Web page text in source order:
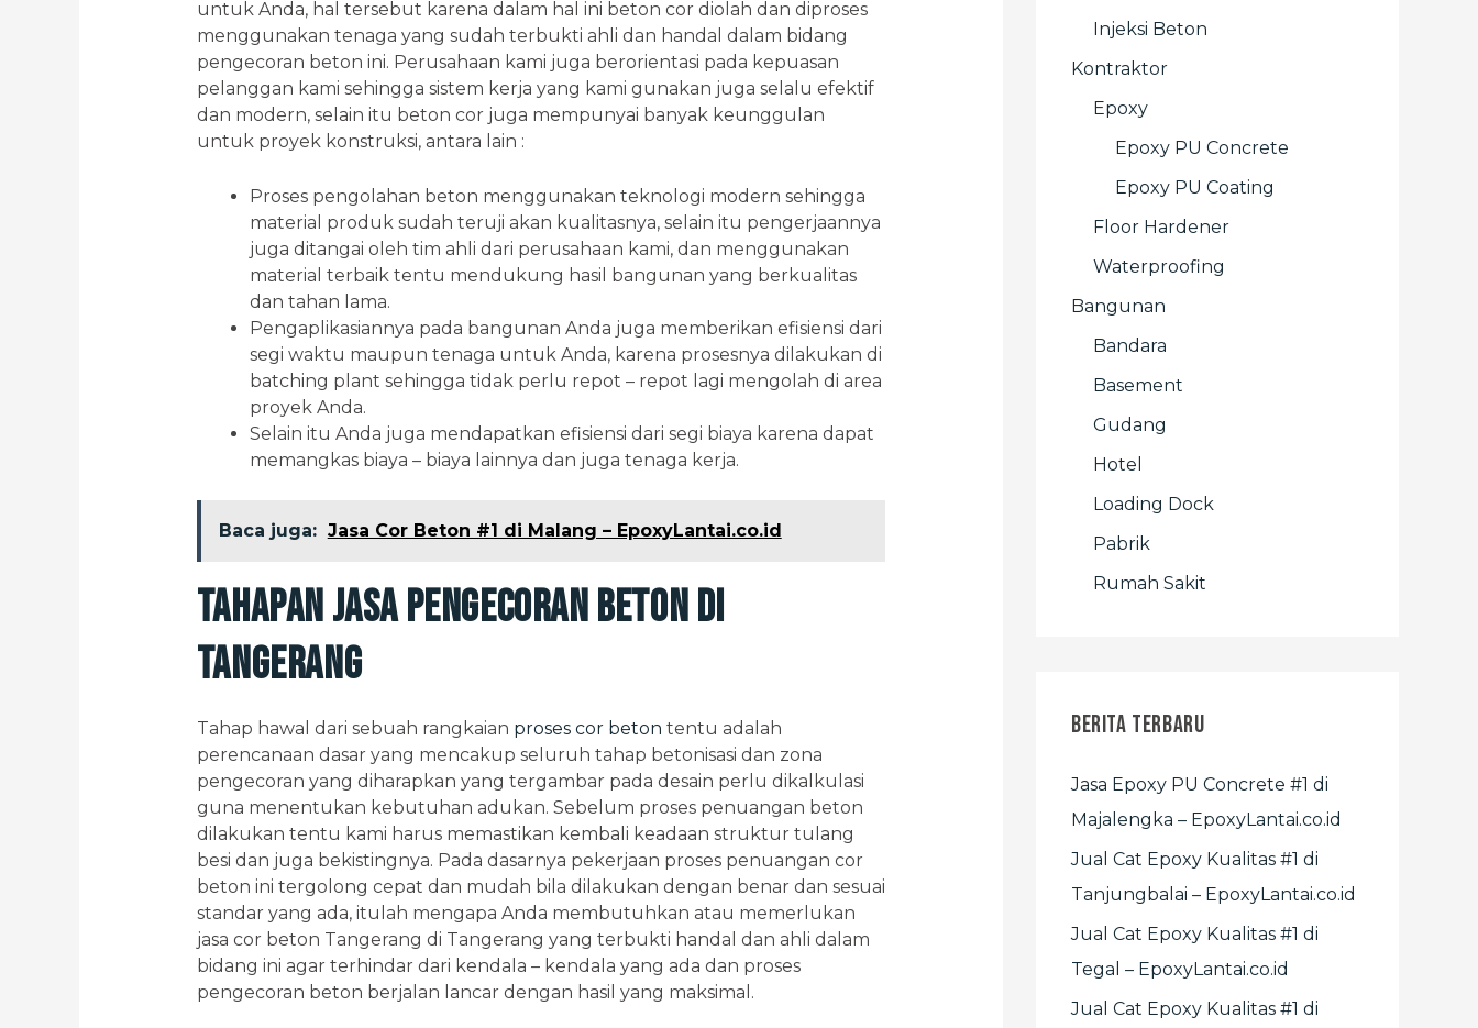
untuk Anda, hal tersebut karena dalam hal ini beton cor diolah dan diproses
menggunakan tenaga yang sudah terbukti ahli dan handal dalam bidang
pengecoran beton ini. Perusahaan kami juga berorientasi pada kepuasan
pelanggan kami sehingga sistem kerja yang kami gunakan juga selalu efektif
dan modern, selain itu beton cor juga mempunyai banyak keunggulan
untuk proyek konstruksi, antara lain :
Proses pengolahan beton menggunakan teknologi modern sehingga
material produk sudah teruji akan kualitasnya, selain itu pengerjaannya
juga ditangai oleh tim ahli dari perusahaan kami, dan menggunakan
material terbaik tentu mendukung hasil bangunan yang berkualitas
dan tahan lama.
Pengaplikasiannya pada bangunan Anda juga memberikan efisiensi dari
segi waktu maupun tenaga untuk Anda, karena prosesnya dilakukan di
batching plant sehingga tidak perlu repot – repot lagi mengolah di area
proyek Anda.
Selain itu Anda juga mendapatkan efisiensi dari segi biaya karena dapat
memangkas biaya – biaya lainnya dan juga tenaga kerja.
Baca juga: Jasa Cor Beton #1 di Malang – EpoxyLantai.co.id
Tahapan Jasa Pengecoran Beton di
Tangerang
Tahap hawal dari sebuah rangkaian proses cor beton tentu adalah
perencanaan dasar yang mencakup seluruh tahap betonisasi dan zona
pengecoran yang diharapkan yang tergambar pada desain perlu dikalkulasi
guna menentukan kebutuhan adukan. Sebelum proses penuangan beton
dilakukan tentu kami harus memastikan kembali keadaan struktur tulang
besi dan juga bekistingnya. Pada dasarnya pekerjaan proses penuangan cor
beton ini tergolong cepat dan mudah bila dilakukan dengan benar dan sesuai
standar yang ada, itulah mengapa Anda membutuhkan atau memerlukan
jasa cor beton Tangerang di Tangerang yang terbukti handal dan ahli dalam
bidang ini agar terhindar dari kendala – kendala yang ada dan proses
pengecoran beton berjalan lancar dengan hasil yang maksimal.
Injeksi Beton
Kontraktor
Epoxy
Epoxy PU Concrete
Epoxy PU Coating
Floor Hardener
Waterproofing
Bangunan
Bandara
Basement
Gudang
Hotel
Loading Dock
Pabrik
Rumah Sakit
Berita Terbaru
Jasa Epoxy PU Concrete #1 di
Majalengka – EpoxyLantai.co.id
Jual Cat Epoxy Kualitas #1 di
Tanjungbalai – EpoxyLantai.co.id
Jual Cat Epoxy Kualitas #1 di
Tegal – EpoxyLantai.co.id
Jual Cat Epoxy Kualitas #1 di